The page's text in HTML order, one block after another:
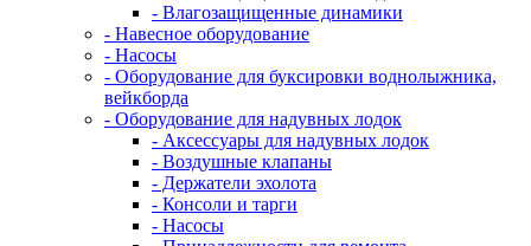
- Влагозащищенные динамики
- Навесное оборудование
- Насосы
- Оборудование для буксировки воднолыжника,
вейкборда
- Оборудование для надувных лодок
- Аксессуары для надувных лодок
- Воздушные клапаны
- Держатели эхолота
- Консоли и тарги
- Насосы